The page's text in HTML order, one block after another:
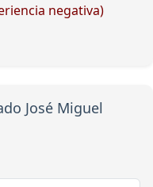
negativa)
José Miguel